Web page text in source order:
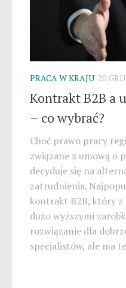
PRACA W KRAJU 20
Kontrakt B2B a
– co wybrać?
Choć prawo pracy
związane z umową o
decyduje się na
zatrudnienia.
kontrakt B2B, który z
dużo wyższymi
rozwiązanie dla
specjalistów, ale ma